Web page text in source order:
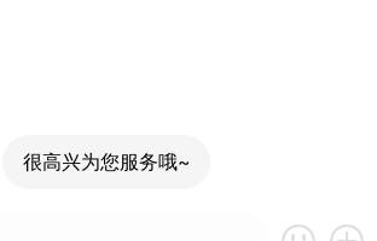
很高兴为您服务哦~